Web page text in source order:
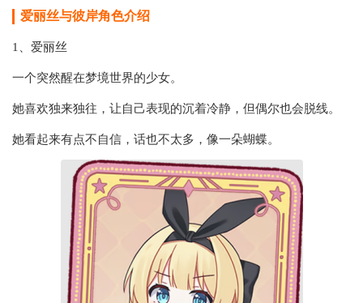
爱丽丝与彼岸角色介绍
1、爱丽丝
一个突然醒在梦境世界的少女。
她喜欢独来独往，让自己表现的沉着冷静，但偶尔也会脱线。
她看起来有点不自信，话也不太多，像一朵蝴蝶。